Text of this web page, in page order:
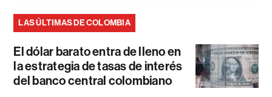
LAS ÚLTIMAS DE COLOMBIA
El dólar barato entra de lleno en
la estrategia de tasas de interés
del banco central colombiano